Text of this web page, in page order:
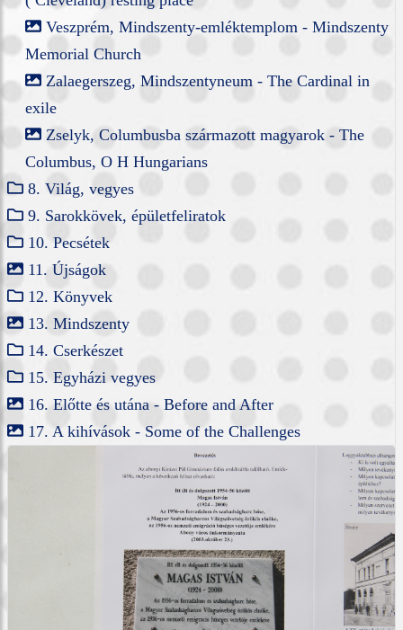
Veszprém, Mindszenty-emléktemplom - Mindszenty
Memorial Church
Zalaegerszeg, Mindszentyneum - The Cardinal in
exile
Zselyk, Columbusba származott magyarok - The
Columbus, O H Hungarians
8. Világ, vegyes
9. Sarokkövek, épületfeliratok
10. Pecsétek
11. Újságok
12. Könyvek
13. Mindszenty
14. Cserkészet
15. Egyházi vegyes
16. Előtte és utána - Before and After
17. A kihívások - Some of the Challenges